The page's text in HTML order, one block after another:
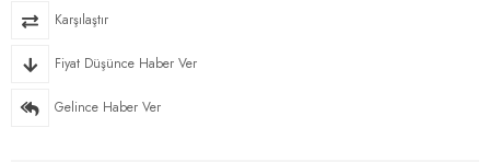
Karşılaştır
Fiyat Düşünce Haber Ver
Gelince Haber Ver